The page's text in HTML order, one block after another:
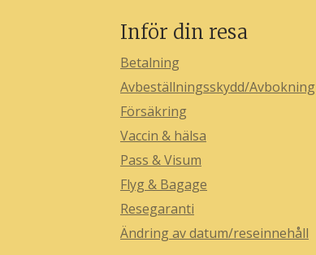
Inför din resa
Betalning
Avbeställningsskydd/Avbokning
Försäkring
Vaccin & hälsa
Pass & Visum
Flyg & Bagage
Resegaranti
Ändring av datum/reseinnehåll